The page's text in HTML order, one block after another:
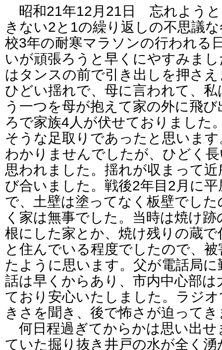
昭和21年12月21日 忘れようと
きない2と1の繰り返しの不思議
校3年の耐寒マラソンの行われる
いが頑張ろうと早くにやすみま
はタンスの前で引き出しを押さ
ひどい揺れで、母に言われて、
う一つを母が抱えて家の外に飛
ろで家族4人が伏せておりました
そうな足取りであったと思いま
わかりませんでしたが、ひどく
思われました。揺れが収まって
び合いました。戦後2年目2月に
で、土壁は塗ってなく板壁でし
く家は無事でした。当時は焼け
根にした家とか、焼け残りの蔵
と住んでいる程度でしたので、
たように思います。父が電話局
話は早くからあり、市内中心部
ており安心いたしました。ラジ
きさを聞き、後で怖さが迫って
何日程過ぎてからかは思い出せ
ていた掘り抜き井戸の水が全く